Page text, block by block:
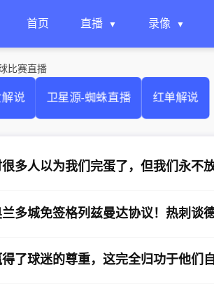
首页 直播 录像
比赛直播
说 卫星源-蜘蛛直播 红单解说
多人以为我们完蛋了，但我们永不
多城免签格列兹曼达协议！热刺谈
了球迷的尊重，这完全归功于他们